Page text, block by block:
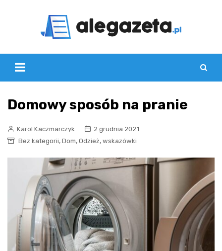
Domowy sposób na pranie
Karol Kaczmarczyk
2 grudnia 2021
Bez kategorii, Dom, Odzież, wskazówki